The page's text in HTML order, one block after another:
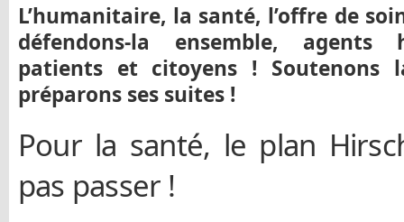
L’humanitaire, la santé, l’offre de
défendons-la ensemble, agents
patients et citoyens !
préparons ses suites !
Pour la santé, le plan
pas passer !